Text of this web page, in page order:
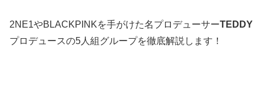
2NE1やBLACKPINKを手がけた名プロデューサーTEDDY
プロデュースの5人組グループを徹底解説します！